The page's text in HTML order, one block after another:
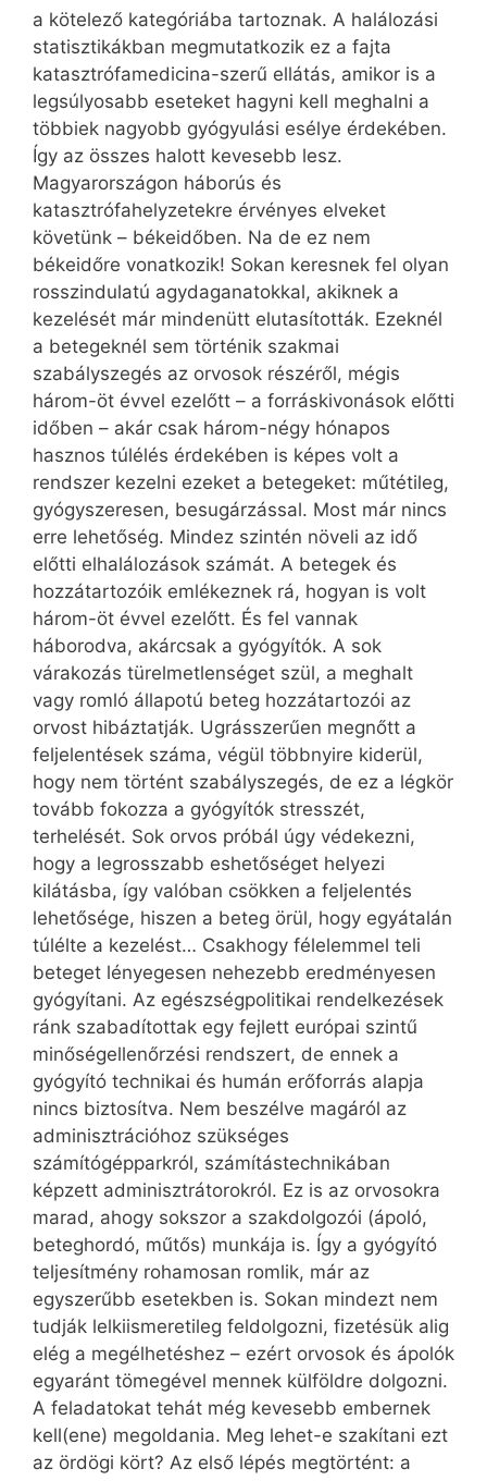
a kötelező kategóriába tartoznak. A halálozási
statisztikákban megmutatkozik ez a fajta
katasztrófamedicina-szerű ellátás, amikor is a
legsúlyosabb eseteket hagyni kell meghalni a
többiek nagyobb gyógyulási esélye érdekében.
Így az összes halott kevesebb lesz.
Magyarországon háborús és
katasztrófahelyzetekre érvényes elveket
követünk – békeidőben. Na de ez nem
békeidőre vonatkozik! Sokan keresnek fel olyan
rosszindulatú agydaganatokkal, akiknek a
kezelését már mindenütt elutasították. Ezeknél
a betegeknél sem történik szakmai
szabályszegés az orvosok részéről, mégis
három-öt évvel ezelőtt – a forráskivonások előtti
időben – akár csak három-négy hónapos
hasznos túlélés érdekében is képes volt a
rendszer kezelni ezeket a betegeket: műtétileg,
gyógyszeresen, besugárzással. Most már nincs
erre lehetőség. Mindez szintén növeli az idő
előtti elhalálozások számát. A betegek és
hozzátartozóik emlékeznek rá, hogyan is volt
három-öt évvel ezelőtt. És fel vannak
háborodva, akárcsak a gyógyítók. A sok
várakozás türelmetlenséget szül, a meghalt
vagy romló állapotú beteg hozzátartozói az
orvost hibáztatják. Ugrásszerűen megnőtt a
feljelentések száma, végül többnyire kiderül,
hogy nem történt szabályszegés, de ez a légkör
tovább fokozza a gyógyítók stresszét,
terhelését. Sok orvos próbál úgy védekezni,
hogy a legrosszabb eshetőséget helyezi
kilátásba, így valóban csökken a feljelentés
lehetősége, hiszen a beteg örül, hogy egyátalán
túlélte a kezelést… Csakhogy félelemmel teli
beteget lényegesen nehezebb eredményesen
gyógyítani. Az egészségpolitikai rendelkezések
ránk szabadítottak egy fejlett európai szintű
minőségellenőrzési rendszert, de ennek a
gyógyító technikai és humán erőforrás alapja
nincs biztosítva. Nem beszélve magáról az
adminisztrációhoz szükséges
számítógépparkról, számítástechnikában
képzett adminisztrátorokról. Ez is az orvosokra
marad, ahogy sokszor a szakdolgozói (ápoló,
beteghordó, műtős) munkája is. Így a gyógyító
teljesítmény rohamosan romlik, már az
egyszerűbb esetekben is. Sokan mindezt nem
tudják lelkiismeretileg feldolgozni, fizetésük alig
elég a megélhetéshez – ezért orvosok és ápolók
egyaránt tömegével mennek külföldre dolgozni.
A feladatokat tehát még kevesebb embernek
kell(ene) megoldania. Meg lehet-e szakítani ezt
az ördögi kört? Az első lépés megtörtént: a